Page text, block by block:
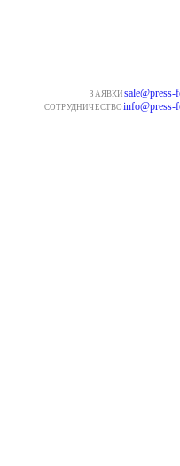
ЗАЯВКИ sale@press-
СОТРУДНИЧЕСТВО info@press-